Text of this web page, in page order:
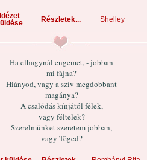
Idézet
Részletek... Shelley
Ha elhagynál engemet, - jobban
mi fájna?
Hiányod, vagy a szív megdobbant
magánya?
A csalódás kínjától félek,
vagy féltelek?
Szerelmünket szeretem jobban,
vagy Téged?